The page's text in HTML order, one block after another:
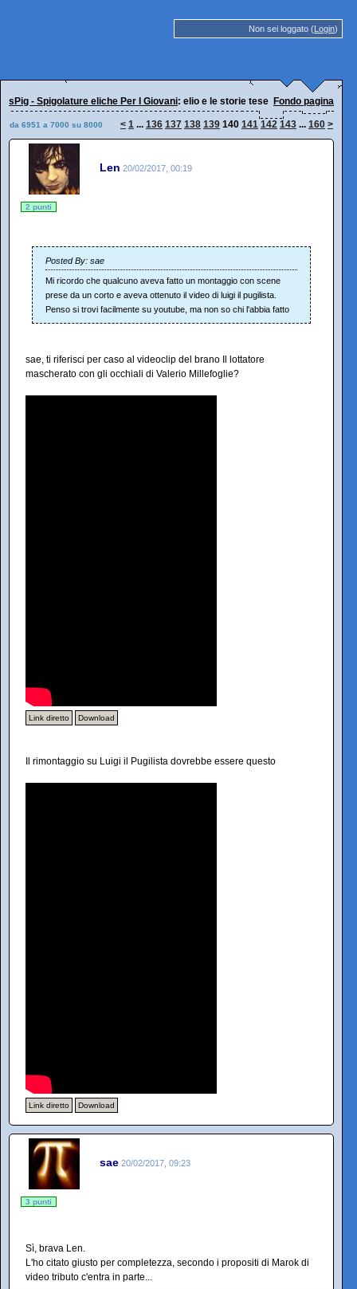
Non sei loggato (Login)
sPig - Spigolature eliche Per I Giovani: elio e le storie tese Fondo pagina
da 6951 a 7000 su 8000 < 1 ... 136 137 138 139 140 141 142 143 ... 160 >
Len 20/02/2017, 00:19
2 punti
Posted By: sae
Mi ricordo che qualcuno aveva fatto un montaggio con scene
prese da un corto e aveva ottenuto il video di luigi il pugilista.
Penso si trovi facilmente su youtube, ma non so chi l'abbia fatto
sae, ti riferisci per caso al videoclip del brano Il lottatore
mascherato con gli occhiali di Valerio Millefoglie?
Link diretto Download
Il rimontaggio su Luigi il Pugilista dovrebbe essere questo
Link diretto Download
sae 20/02/2017, 09:23
3 punti
Sì, brava Len.
L'ho citato giusto per completezza, secondo i propositi di Marok di
video tributo c'entra in parte...